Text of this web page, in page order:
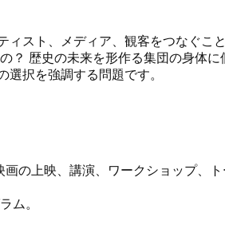
スト、メディア、観客をつなぐこ
？ 歴史の未来を形作る集団の身体に
択を強調する問題です。
の上映、講演、ワークショップ、ト
ム。